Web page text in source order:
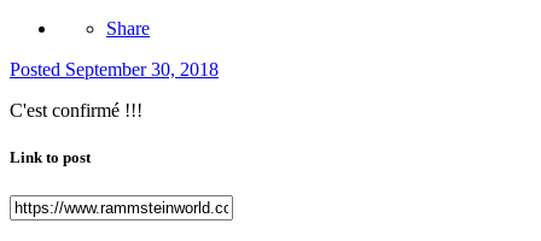
Share
Posted September 30, 2018
C'est confirmé !!!
Link to post